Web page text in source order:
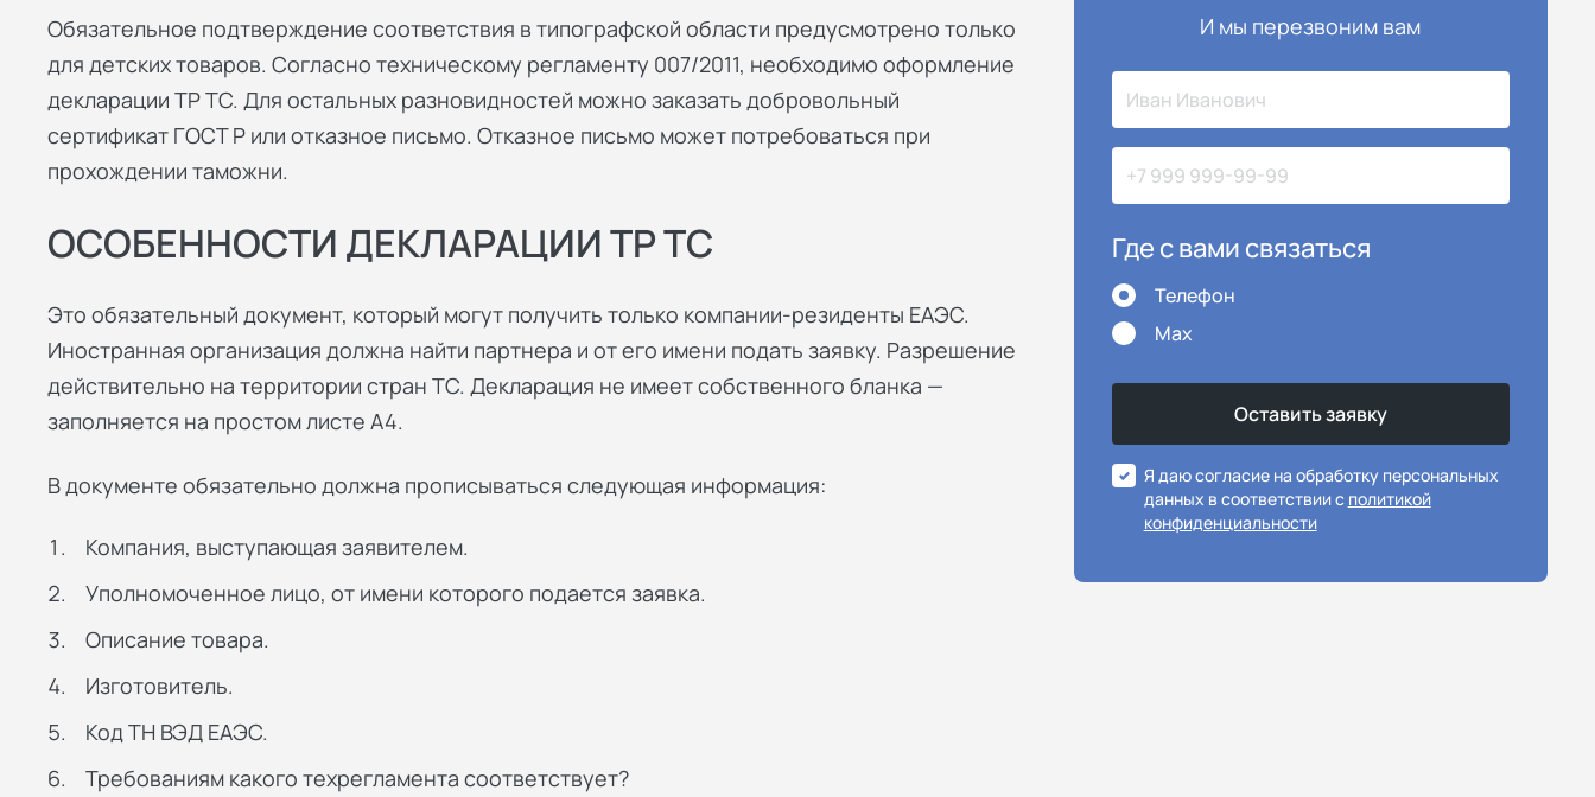
Обязательное подтверждение соответствия в типографской области предусмотрено только
для детских товаров. Согласно техническому регламенту 007/2011, необходимо оформление
декларации ТР ТС. Для остальных разновидностей можно заказать добровольный
сертификат ГОСТ Р или отказное письмо. Отказное письмо может потребоваться при
прохождении таможни.
ОСОБЕННОСТИ ДЕКЛАРАЦИИ ТР ТС
Это обязательный документ, который могут получить только компании-резиденты ЕАЭС.
Иностранная организация должна найти партнера и от его имени подать заявку. Разрешение
действительно на территории стран ТС. Декларация не имеет собственного бланка —
заполняется на простом листе А4.
В документе обязательно должна прописываться следующая информация:
Компания, выступающая заявителем.
Уполномоченное лицо, от имени которого подается заявка.
Описание товара.
Изготовитель.
Код ТН ВЭД ЕАЭС.
Требованиям какого техрегламента соответствует?
И мы перезвоним вам
Где с вами связаться
Телефон
Max
Я даю согласие на обработку персональных
данных в соответствии с политикой
конфиденциальности